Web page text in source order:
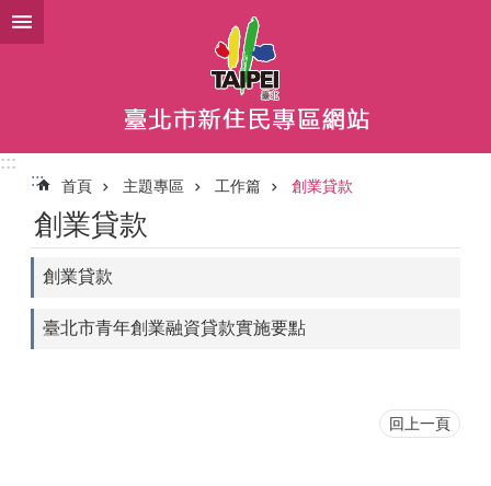
跳到主要內容區塊
:::
:::
首頁 主題專區 工作篇 創業貸款
創業貸款
創業貸款
臺北市青年創業融資貸款實施要點
回上一頁